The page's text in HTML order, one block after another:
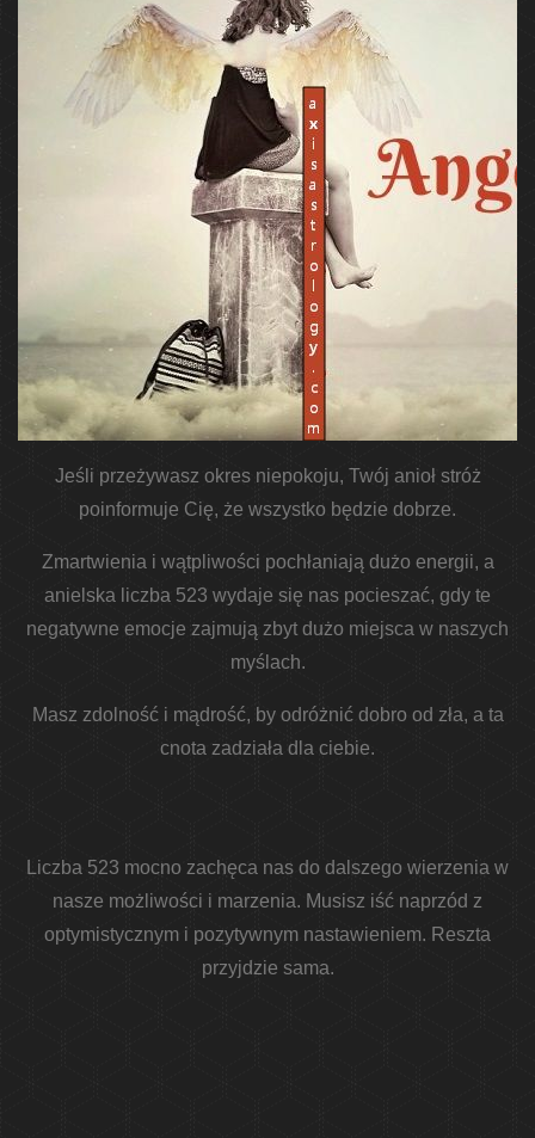
Jeśli przeżywasz okres niepokoju, Twój anioł stróż
poinformuje Cię, że wszystko będzie dobrze.
Zmartwienia i wątpliwości pochłaniają dużo energii, a
anielska liczba 523 wydaje się nas pocieszać, gdy te
negatywne emocje zajmują zbyt dużo miejsca w naszych
myślach.
Masz zdolność i mądrość, by odróżnić dobro od zła, a ta
cnota zadziała dla ciebie.
Liczba 523 mocno zachęca nas do dalszego wierzenia w
nasze możliwości i marzenia. Musisz iść naprzód z
optymistycznym i pozytywnym nastawieniem. Reszta
przyjdzie sama.